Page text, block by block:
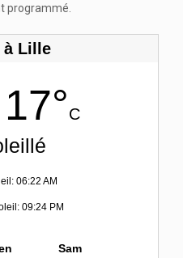
programmé.
à Lille
17°C
06:22 AM
09:24 PM
Sam